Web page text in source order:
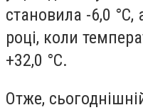
становила -6,0
році, коли
+32,0 °С.
Отже,